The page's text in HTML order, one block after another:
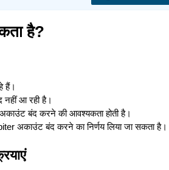
है?
हैं।
नहीं आ रही है।
बंद करने की आवश्यकता होती है।
अकाउंट बंद करने का निर्णय लिया जा सकता है।